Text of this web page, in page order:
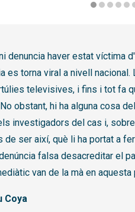
denuncia haver estat víctima
es torna viral a nivell
televisives, i fins i tot fa
obstant, hi ha alguna cosa
investigadors del cas i,
de ser així, què li ha portat a
falsa desacreditar el
van de la mà en aquesta
Coya